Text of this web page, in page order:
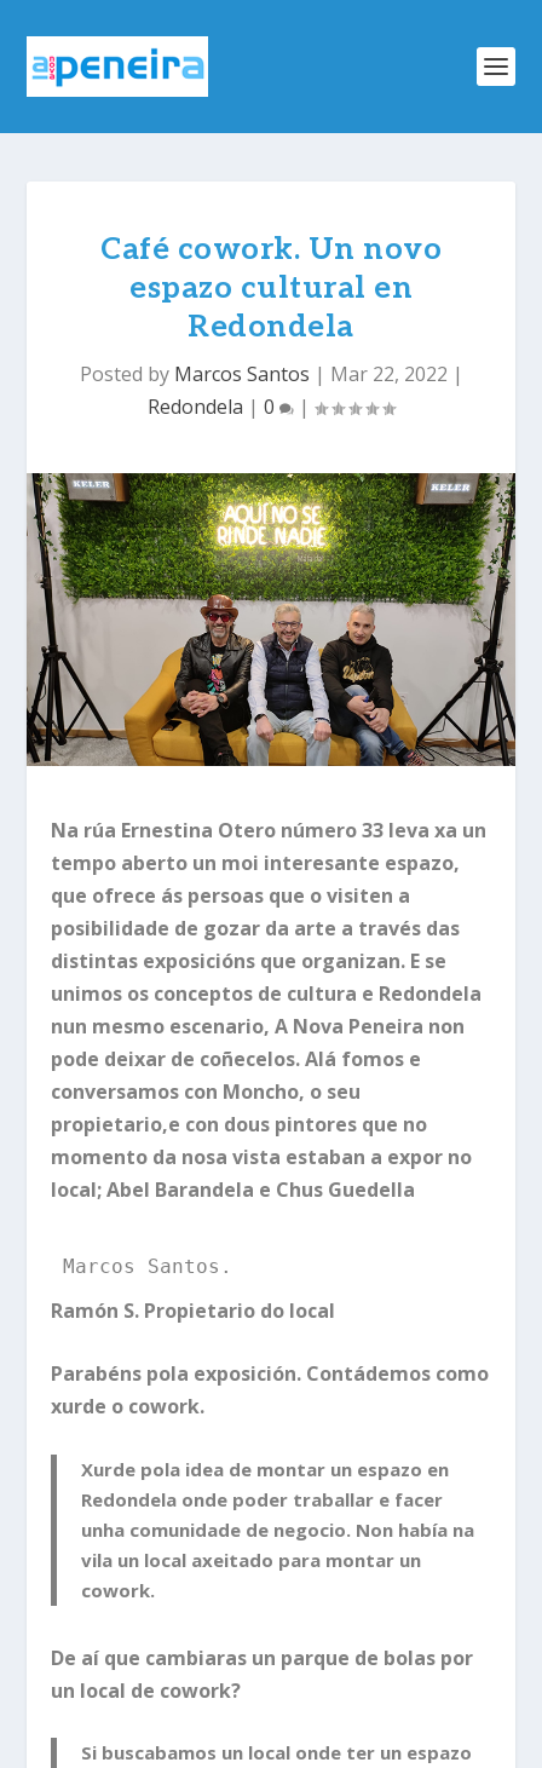
Café cowork. Un novo
espazo cultural en
Redondela
Posted by Marcos Santos | Mar 22, 2022 |
Redondela | 0 |
Na rúa Ernestina Otero número 33 leva xa un
tempo aberto un moi interesante espazo,
que ofrece ás persoas que o visiten a
posibilidade de gozar da arte a través das
distintas exposicións que organizan. E se
unimos os conceptos de cultura e Redondela
nun mesmo escenario, A Nova Peneira non
pode deixar de coñecelos. Alá fomos e
conversamos con Moncho, o seu
propietario,e con dous pintores que no
momento da nosa vista estaban a expor no
local; Abel Barandela e Chus Guedella
Marcos Santos.
Ramón S. Propietario do local
Parabéns pola exposición. Contádemos como
xurde o cowork.
Xurde pola idea de montar un espazo en
Redondela onde poder traballar e facer
unha comunidade de negocio. Non había na
vila un local axeitado para montar un
cowork.
De aí que cambiaras un parque de bolas por
un local de cowork?
Si buscabamos un local onde ter un espazo